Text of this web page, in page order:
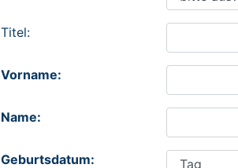
Titel:
Vorname:
Name:
Geburtsdatum: